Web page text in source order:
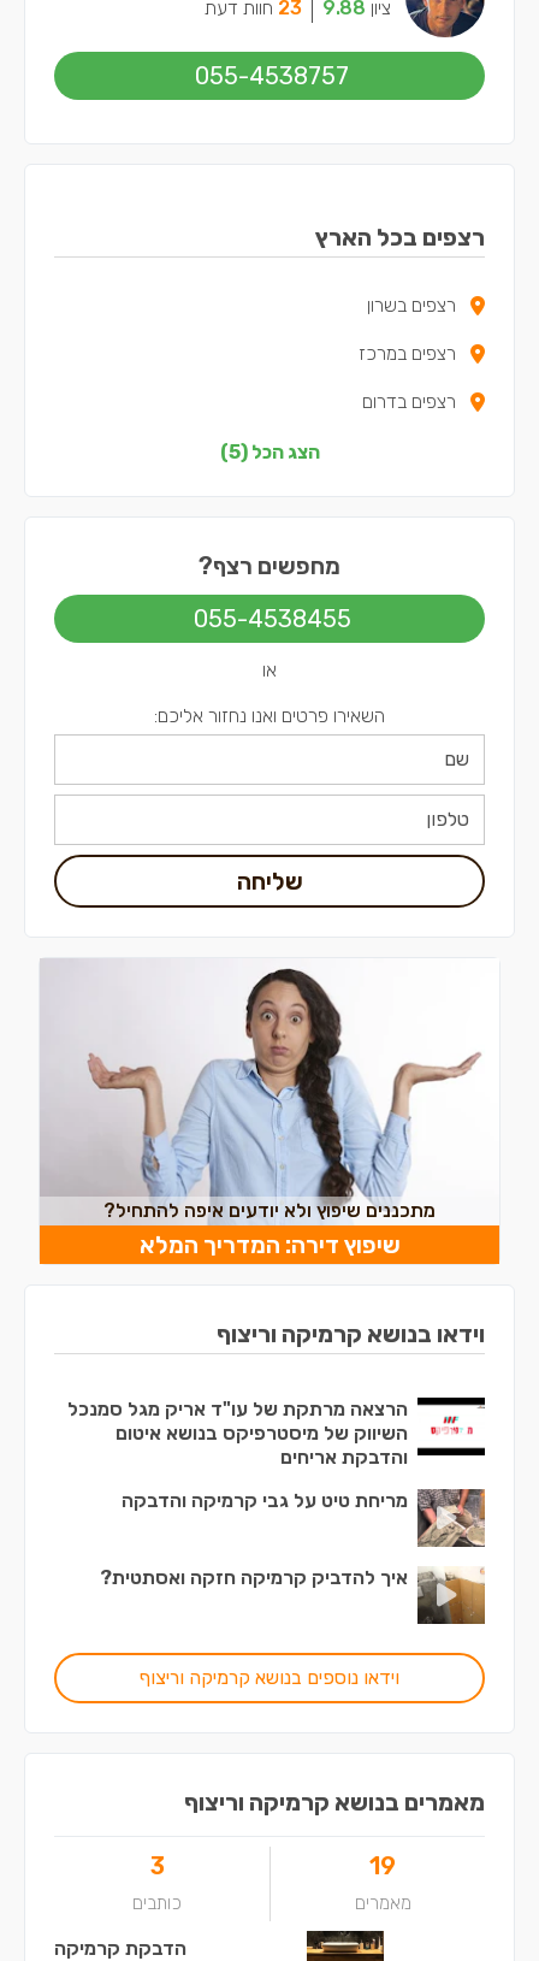
ציון 9.88
23 חוות דעת
055-4538757
רצפים בכל הארץ
רצפים בשרון
רצפים במרכז
רצפים בדרום
רצפים בתל אביב
הצג הכל (5)
מחפשים רצף?
055-4538455
או
השאירו פרטים ואנו נחזור אליכם:
שליחה
מתכננים שיפוץ ולא יודעים איפה להתחיל?
שיפוץ דירה: המדריך המלא
וידאו בנושא קרמיקה וריצוף
הרצאה מרתקת של עו"ד אריק מגל סמנכל
השיווק של מיסטרפיקס בנושא איטום
והדבקת אריחים
מריחת טיט על גבי קרמיקה והדבקה
איך להדביק קרמיקה חזקה ואסתטית?
וידאו נוספים בנושא קרמיקה וריצוף
מאמרים בנושא קרמיקה וריצוף
19
מאמרים
3
כותבים
הדבקת קרמיקה